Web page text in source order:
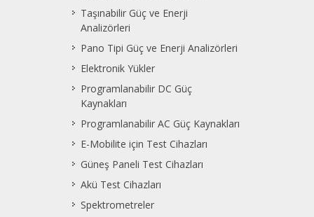
Taşınabilir Güç ve Enerji
Analizörleri
Pano Tipi Güç ve Enerji Analizörleri
Elektronik Yükler
Programlanabilir DC Güç
Kaynakları
Programlanabilir AC Güç Kaynakları
E-Mobilite için Test Cihazları
Güneş Paneli Test Cihazları
Akü Test Cihazları
Spektrometreler